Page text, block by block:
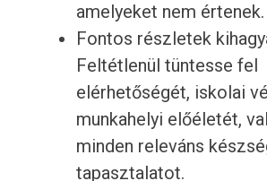
amelyeket nem értenek.
Fontos részletek
Feltétlenül tüntesse fel
elérhetőségét, iskolai
munkahelyi előéletét,
minden releváns
tapasztalatot.